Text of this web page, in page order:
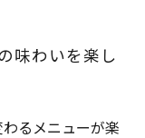
味わいを楽し
るメニューが楽